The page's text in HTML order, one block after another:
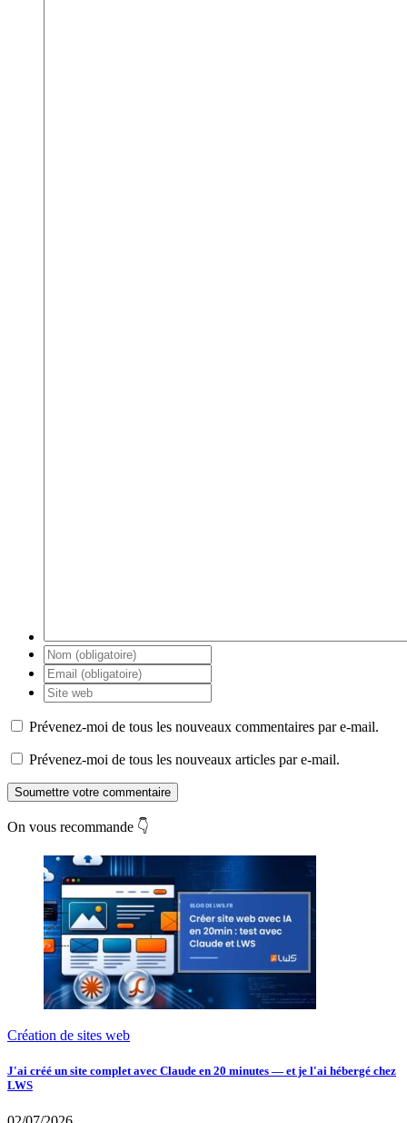
Prévenez-moi de tous les nouveaux commentaires par e-mail.
Prévenez-moi de tous les nouveaux articles par e-mail.
Soumettre votre commentaire
On vous recommande 👇
Création de sites web
J'ai créé un site complet avec Claude en 20 minutes — et je l'ai hébergé chez
LWS